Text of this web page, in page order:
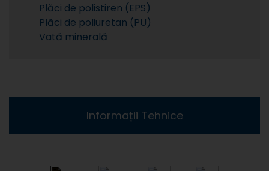
Plăci de polistiren (EPS)
Plăci de poliuretan (PU)
Vată minerală
Informații Tehnice